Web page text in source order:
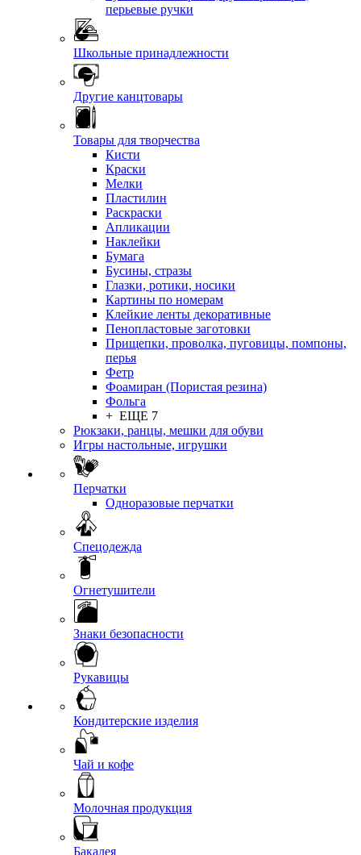
перьевые ручки
Школьные принадлежности
Другие канцтовары
Товары для творчества
Кисти
Краски
Мелки
Пластилин
Раскраски
Апликации
Наклейки
Бумага
Бусины, стразы
Глазки, ротики, носики
Картины по номерам
Клейкие ленты декоративные
Пенопластовые заготовки
Прищепки, проволка, пуговицы, помпоны,
перья
Фетр
Фоамиран (Пористая резина)
Фольга
+ ЕЩЕ 7
Рюкзаки, ранцы, мешки для обуви
Игры настольные, игрушки
Перчатки
Одноразовые перчатки
Спецодежда
Огнетушители
Знаки безопасности
Рукавицы
Кондитерские изделия
Чай и кофе
Молочная продукция
Бакалея